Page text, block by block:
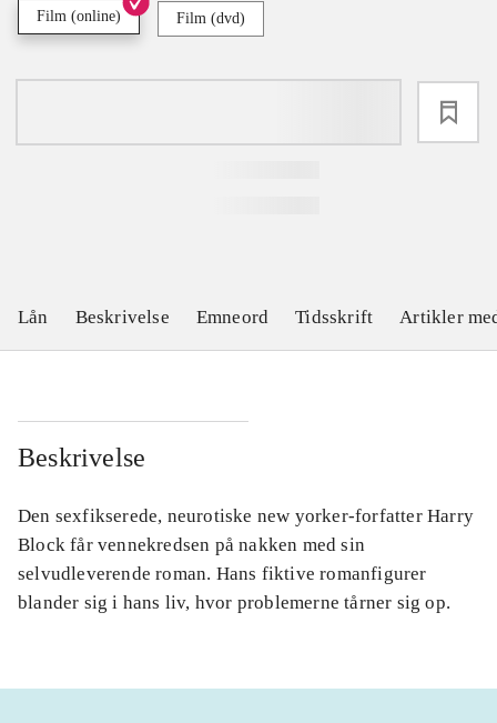
Film (online) Film (dvd)
Lån Beskrivelse Emneord Tidsskrift Artikler
Beskrivelse
Den sexfikserede, neurotiske new yorker-forfatter Harry
Block får vennekredsen på nakken med sin
selvudleverende roman. Hans fiktive romanfigurer
blander sig i hans liv, hvor problemerne tårner sig op.